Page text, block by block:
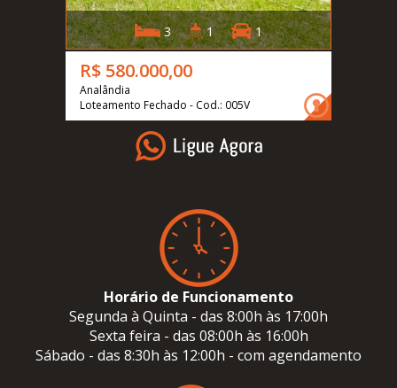
3 1 1
R$ 580.000,00
Analândia
Loteamento Fechado - Cod.: 005V
Horário de Funcionamento
Segunda à Quinta - das 8:00h às 17:00h
Sexta feira - das 08:00h às 16:00h
Sábado - das 8:30h às 12:00h - com agendamento